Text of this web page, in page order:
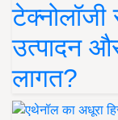
उत्पादन
लागत?